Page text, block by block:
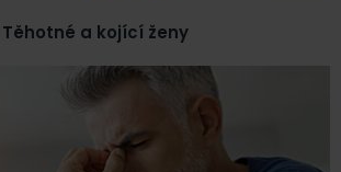
Těhotné a kojící ženy